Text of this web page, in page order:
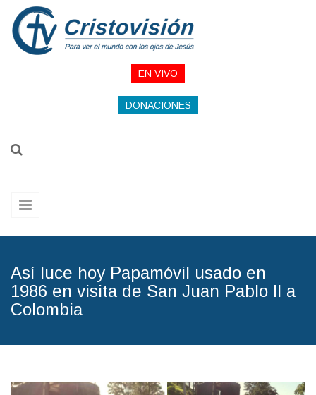
Pasar al contenido principal
EN VIVO
DONACIONES
Así luce hoy Papamóvil usado en
1986 en visita de San Juan Pablo II a
Colombia